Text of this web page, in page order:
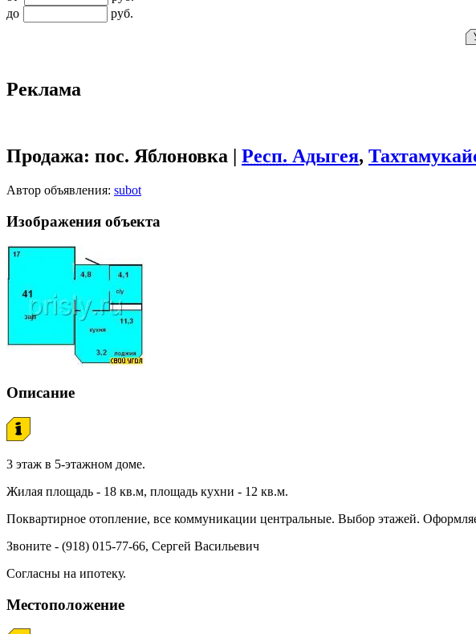
до
руб.
Реклама
Продажа: пос. Яблоновка | Респ. Адыгея,
Автор объявления: subot
Изображения объекта
Описание
3 этаж в 5-этажном доме.
Жилая площадь - 18 кв.м, площадь кухни - 12 кв.м.
Поквартирное отопление, все коммуникации центральные. Выбор этажей.
Звоните - (918) 015-77-66, Сергей Васильевич
Согласны на ипотеку.
Местоположение